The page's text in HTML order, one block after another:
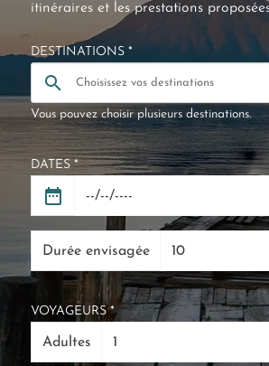
itinéraires et les prestations
DESTINATIONS *
Vous pouvez choisir plusieurs destinations.
DATES *
Durée envisagée
VOYAGEURS *
Adultes